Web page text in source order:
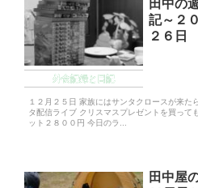
外食記録と日記
田中の
記～２
２６日
１２月２５日 家族にはサンタクロースが来た
タ配信ライブ クリスマスプレゼントを買って
ット２８００円 今日のラ...
田中屋